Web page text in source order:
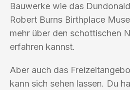
Bauwerke wie das
Robert Burns Birthplace
mehr über den schottischen
erfahren kannst.
Aber auch das
kann sich sehen lassen. Du